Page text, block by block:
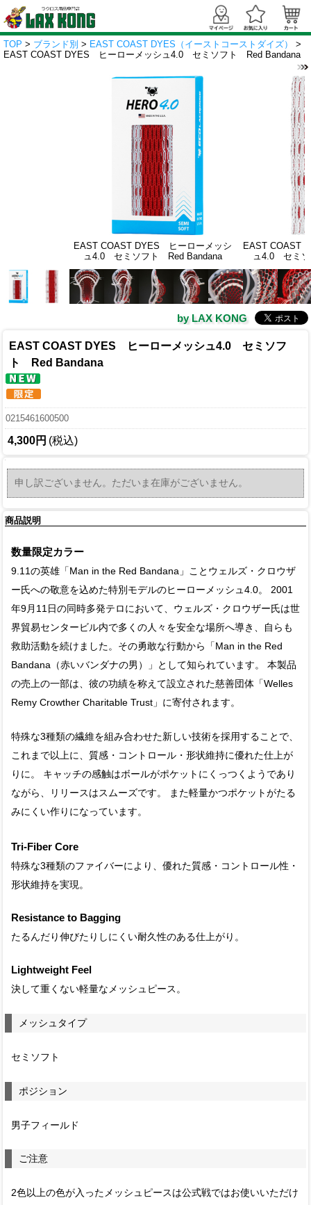
TOP > ブランド別 > EAST COAST DYES（イーストコーストダイズ）
>
EAST COAST DYES ヒーローメッシュ4.0 セミソフト Red Bandana
EAST COAST DYES ヒーローメッシ
ュ4.0 セミソフト Red Bandana
EAST COAST
ュ4.0 セミ
by LAX KONG
EAST COAST DYES ヒーローメッシュ4.0 セミソフ
ト Red Bandana
0215461600500
4,300円 (税込)
申し訳ございません。ただいま在庫がございません。
商品説明
数量限定カラー
9.11の英雄「Man in the Red Bandana」ことウェルズ・クロウザ
ー氏への敬意を込めた特別モデルのヒーローメッシュ4.0。 2001
年9月11日の同時多発テロにおいて、ウェルズ・クロウザー氏は世
界貿易センタービル内で多くの人々を安全な場所へ導き、自らも
救助活動を続けました。その勇敢な行動から「Man in the Red
Bandana（赤いバンダナの男）」として知られています。 本製品
の売上の一部は、彼の功績を称えて設立された慈善団体「Welles
Remy Crowther Charitable Trust」に寄付されます。
特殊な3種類の繊維を組み合わせた新しい技術を採用することで、
これまで以上に、質感・コントロール・形状維持に優れた仕上が
りに。 キャッチの感触はボールがポケットにくっつくようであり
ながら、リリースはスムーズです。 また軽量かつポケットがたる
みにくい作りになっています。
Tri-Fiber Core
特殊な3種類のファイバーにより、優れた質感・コントロール性・
形状維持を実現。
Resistance to Bagging
たるんだり伸びたりしにくい耐久性のある仕上がり。
Lightweight Feel
決して重くない軽量なメッシュピース。
メッシュタイプ
セミソフト
ポジション
男子フィールド
ご注意
2色以上の色が入ったメッシュピースは公式戦ではお使いいただけ